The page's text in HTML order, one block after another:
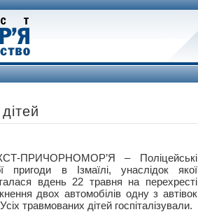
ПРИЧОРНОМОР’Я – Поліцейські
пригоди в Ізмаїлі, унаслідок якої
вдень 22 травня на перехресті
двох автомобілів одну з автівок
травмованих дітей госпіталізували.